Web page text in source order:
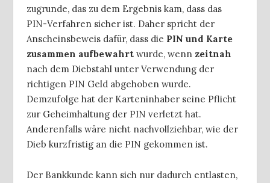
zugrunde, das zu dem Ergebnis kam, dass das
PIN-Verfahren sicher ist. Daher spricht der
Anscheinsbeweis dafür, dass die PIN und Karte
zusammen aufbewahrt wurde, wenn zeitnah
nach dem Diebstahl unter Verwendung der
richtigen PIN Geld abgehoben wurde.
Demzufolge hat der Karteninhaber seine Pflicht
zur Geheimhaltung der PIN verletzt hat.
Anderenfalls wäre nicht nachvollziehbar, wie der
Dieb kurzfristig an die PIN gekommen ist.
Der Bankkunde kann sich nur dadurch entlasten,